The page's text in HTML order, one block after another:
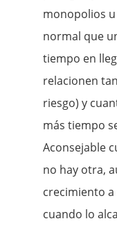
monopolios u
normal que
tiempo en
relacionen
riesgo) y
más tiempo
Aconsejable
no hay otra,
crecimiento a
cuando lo